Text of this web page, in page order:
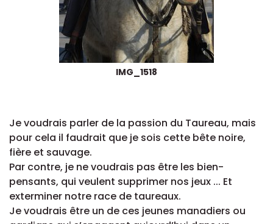
IMG_1518
Je voudrais parler de la passion du Taureau, mais
pour cela il faudrait que je sois cette bête noire,
fière et sauvage.
Par contre, je ne voudrais pas être les bien-
pensants, qui veulent supprimer nos jeux ... Et
exterminer notre race de taureaux.
Je voudrais être un de ces jeunes manadiers ou